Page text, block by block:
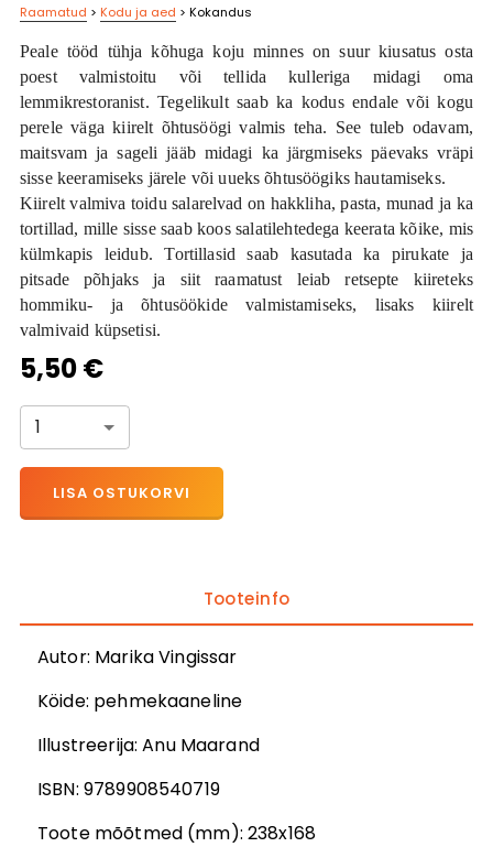
Raamatud > Kodu ja aed > Kokandus
Peale tööd tühja kõhuga koju minnes on suur kiusatus osta
poest valmistoitu või tellida kulleriga midagi oma
lemmikrestoranist. Tegelikult saab ka kodus endale või kogu
perele väga kiirelt õhtusöögi valmis teha. See tuleb odavam,
maitsvam ja sageli jääb midagi ka järgmiseks päevaks vräpi
sisse keeramiseks järele või uueks õhtusöögiks hautamiseks.
Kiirelt valmiva toidu salarelvad on hakkliha, pasta, munad ja ka
tortillad, mille sisse saab koos salatilehtedega keerata kõike, mis
külmkapis leidub. Tortillasid saab kasutada ka pirukate ja
pitsade põhjaks ja siit raamatust leiab retsepte kiireteks
hommiku- ja õhtusöökide valmistamiseks, lisaks kiirelt
valmivaid küpsetisi.
5,50 €
1
LISA OSTUKORVI
Tooteinfo
Autor: Marika Vingissar
Köide: pehmekaaneline
Illustreerija:Anu Maarand
ISBN: 9789908540719
Toote mõõtmed (mm):238x168